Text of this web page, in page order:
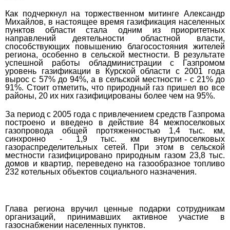
Как подчеркнул на торжественном митинге Александр
Михайлов, в настоящее время газификация населенных
пунктов области стала одним из приоритетных
направлений деятельности областной власти,
способствующих повышению благосостояния жителей
региона, особенно в сельской местности. В результате
успешной работы обладминистрации с Газпромом
уровень газификации в Курской области с 2001 года
вырос с 57% до 94%, а в сельской местности - с 21% до
91%. Стоит отметить, что природный газ пришел во все
районы, 20 их них газифицированы более чем на 95%.
За период с 2005 года с привлечением средств Газпрома
построено и введено в действие 84 межпоселковых
газопровода общей протяженностью 1,4 тыс. км,
синхронно - 1,9 тыс. км внутрипоселковых
газораспределительных сетей. При этом в сельской
местности газифицировано природным газом 23,8 тыс.
домов и квартир, переведено на газообразное топливо
232 котельных объектов социального назначения.
Глава региона вручил ценные подарки сотрудникам
организаций, принимавших активное участие в
газоснабжении населенных пунктов.